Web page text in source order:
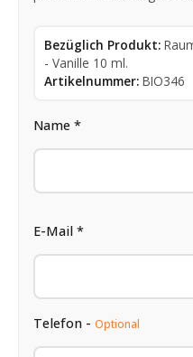
Bezüglich Produkt:
- Vanille 10 ml.
Artikelnummer: BIO346
Name *
E-Mail *
Telefon - Optional